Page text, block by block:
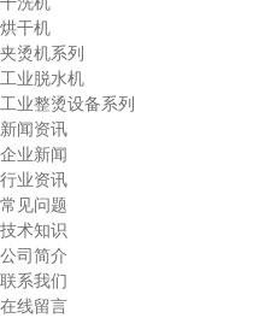
烘干机
夹烫机系列
工业脱水机
工业整烫设备系列
新闻资讯
企业新闻
行业资讯
常见问题
技术知识
公司简介
联系我们
在线留言